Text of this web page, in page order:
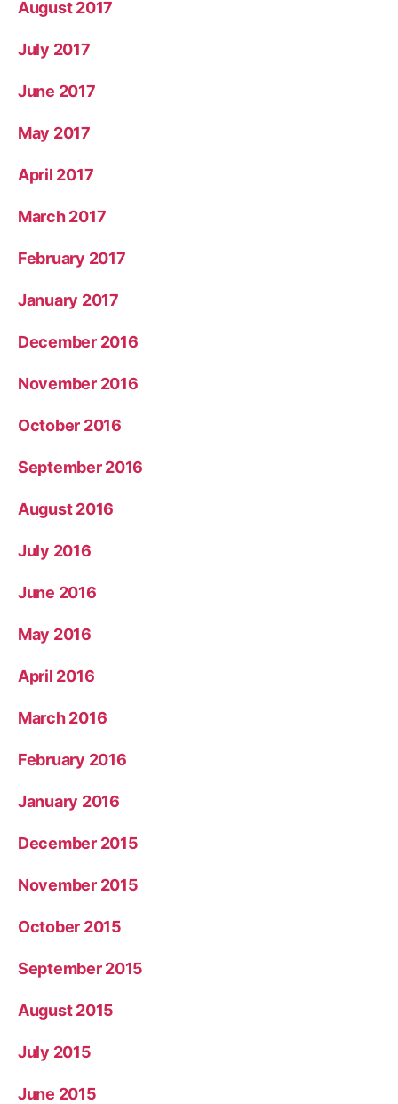
August 2017
July 2017
June 2017
May 2017
April 2017
March 2017
February 2017
January 2017
December 2016
November 2016
October 2016
September 2016
August 2016
July 2016
June 2016
May 2016
April 2016
March 2016
February 2016
January 2016
December 2015
November 2015
October 2015
September 2015
August 2015
July 2015
June 2015